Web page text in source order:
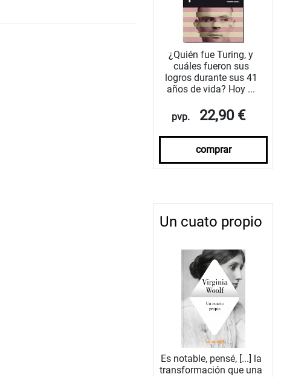
¿Quién fue Turing, y
cuáles fueron sus
logros durante sus 41
años de vida? Hoy ...
pvp. 22,90 €
comprar
Un cuato propio
Es notable, pensé, [...] la
transformación que una